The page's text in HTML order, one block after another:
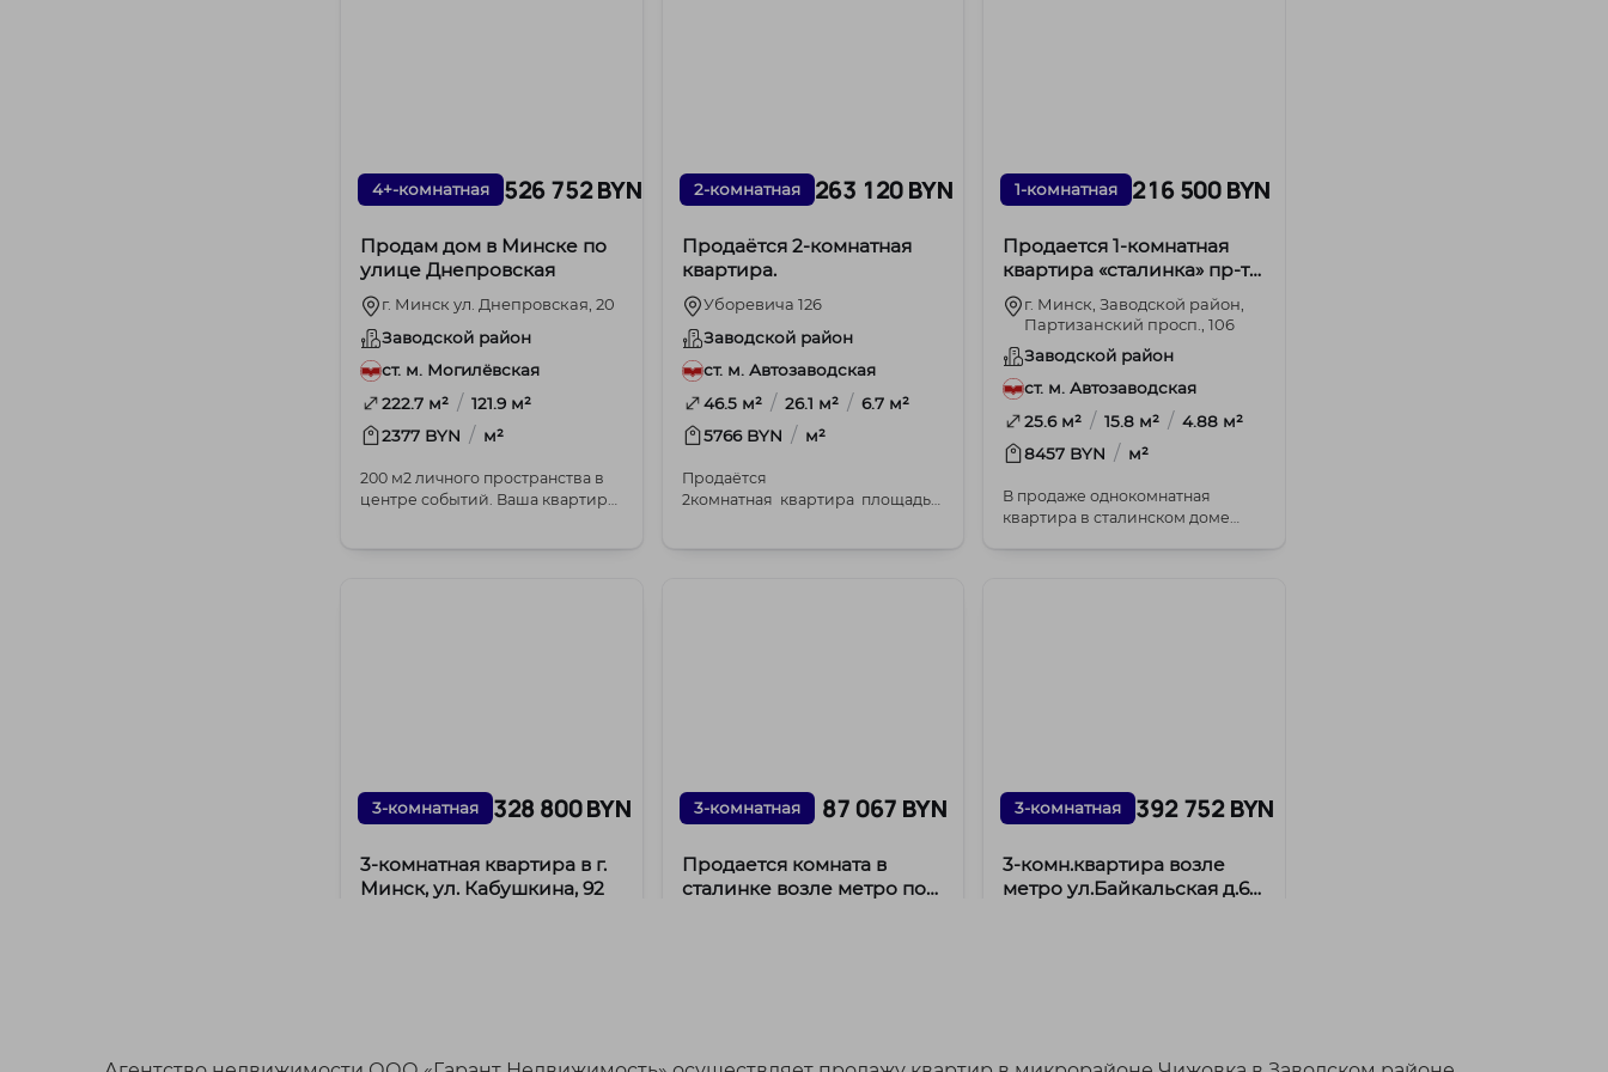
4+-комнатная 526 752 BYN
Продам дом в Минске по
улице Днепровская
г. Минск ул. Днепровская, 20
Заводской район
ст. м. Могилёвская
222.7 м² / 121.9 м²
2377 BYN / м²
200 м2 личного пространства в
центре событий. Ваша квартира
2-комнатная 263 120 BYN
Продаётся 2‑комнатная
квартира.
Уборевича 126
Заводской район
ст. м. Автозаводская
46.5 м² / 26.1 м² / 6.7 м²
5766 BYN / м²
Продаётся
2комнатная квартира площадью
1-комнатная 216 500 BYN
Продается 1-комнатная
квартира «сталинка» пр-т
Партизанский 106.
г. Минск, Заводской район,
Партизанский просп., 106
Заводской район
ст. м. Автозаводская
25.6 м² / 15.8 м² / 4.88 м²
8457 BYN / м²
В продаже однокомнатная
квартира в сталинском доме
3-комнатная 328 800 BYN
3-комнатная квартира в г.
Минск, ул. Кабушкина, 92
3-комнатная 87 067 BYN
Продается комната в
сталинке возле метро по
3-комнатная 392 752 BYN
3-комн.квартира возле
метро ул.Байкальская д.62,